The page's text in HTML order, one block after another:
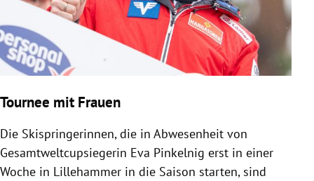
Tournee mit Frauen
Die Skispringerinnen, die in Abwesenheit von
Gesamtweltcupsiegerin Eva Pinkelnig erst in einer
Woche in Lillehammer in die Saison starten, sind